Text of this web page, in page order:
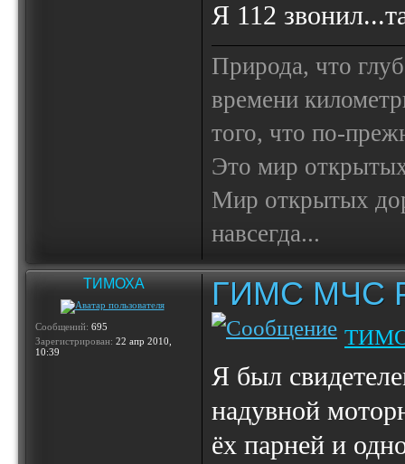
Я 112
Природа, что
времени
того, что по-
Это мир
Мир открытых
навсегда...
ТИМОХА
Сообщений: 695
Зарегистрирован: 22 апр 2010,
10:39
ГИМС МЧС
Я был
надувной
ёх парней и